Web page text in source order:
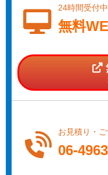
24時間受付中
無料
お見積り・
06-